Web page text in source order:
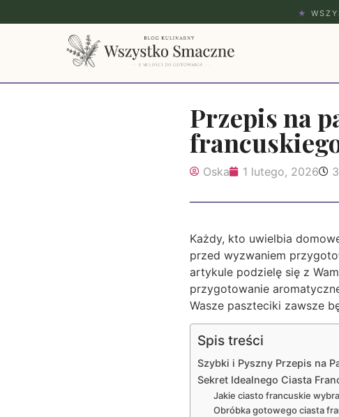
★
Przepis na
Oska 1 lutego, 2026
Każdy, kto uwielbia
przed wyzwaniem
artykule podzielę się z
przygotowanie
Wasze paszteciki zawsze
Spis treści
Szybki i Pyszny Przepis na
Sekret Idealnego Ciasta
Jakie ciasto francuskie
Obróbka gotowego ciasta